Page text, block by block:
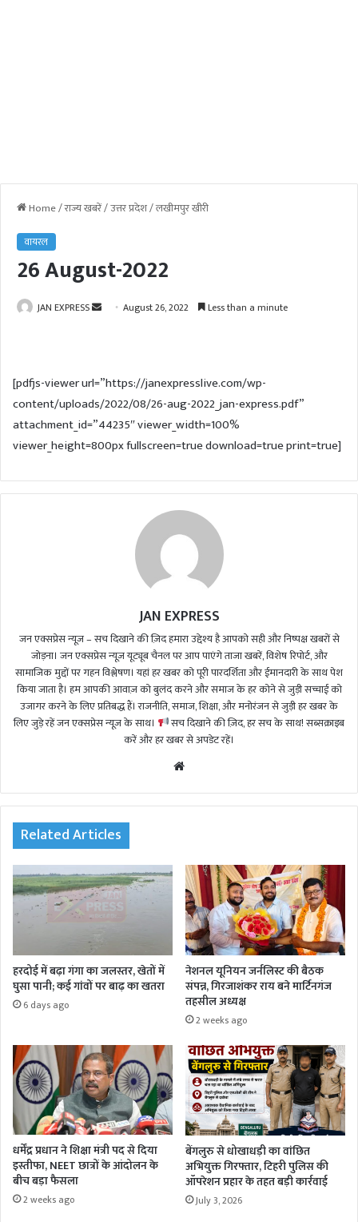
Home/राज्य खबरें/उत्तर प्रदेश/लखीमपुर खीरी
वायरल
26 August-2022
JAN EXPRESS
a
n
e
m
i
August 26, 2022 Less than a minute
[pdfjs-viewer url=”https://janexpresslive.com/wp-
content/uploads/2022/08/26-aug-2022_jan-express.pdf”
attachment_id=”44235″ viewer_width=100%
viewer_height=800px fullscreen=true download=true print=true]
JAN EXPRESS
जन एक्सप्रेस न्यूज़ – सच दिखाने की ज़िद हमारा उद्देश्य है आपको सही और निष्पक्ष खबरों से
जोड़ना। जन एक्सप्रेस न्यूज़ यूट्यूब चैनल पर आप पाएंगे ताजा खबरें, विशेष रिपोर्ट, और
सामाजिक मुद्दों पर गहन विश्लेषण। यहां हर खबर को पूरी पारदर्शिता और ईमानदारी के साथ पेश
किया जाता है। हम आपकी आवाज़ को बुलंद करने और समाज के हर कोने से जुड़ी सच्चाई को
उजागर करने के लिए प्रतिबद्ध हैं। राजनीति, समाज, शिक्षा, और मनोरंजन से जुड़ी हर खबर के
लिए जुड़े रहें जन एक्सप्रेस न्यूज़ के साथ।
सच दिखाने की ज़िद, हर सच के साथ! सब्सक्राइब
करें और हर खबर से अपडेट रहें।
te
Related Articles
हरदोई में बढ़ा गंगा का जलस्तर, खेतों में
घुसा पानी; कई गांवों पर बाढ़ का खतरा
6 days ago
नेशनल यूनियन जर्नलिस्ट की बैठक
संपन्न, गिरजाशंकर राय बने मार्टिनगंज
तहसील अध्यक्ष
2 weeks ago
धर्मेंद्र प्रधान ने शिक्षा मंत्री पद से दिया
इस्तीफा, NEET छात्रों के आंदोलन के
बीच बड़ा फैसला
2 weeks ago
बेंगलुरु से धोखाधड़ी का वांछित
अभियुक्त गिरफ्तार, टिहरी पुलिस की
ऑपरेशन प्रहार के तहत बड़ी कार्रवाई
July 3, 2026